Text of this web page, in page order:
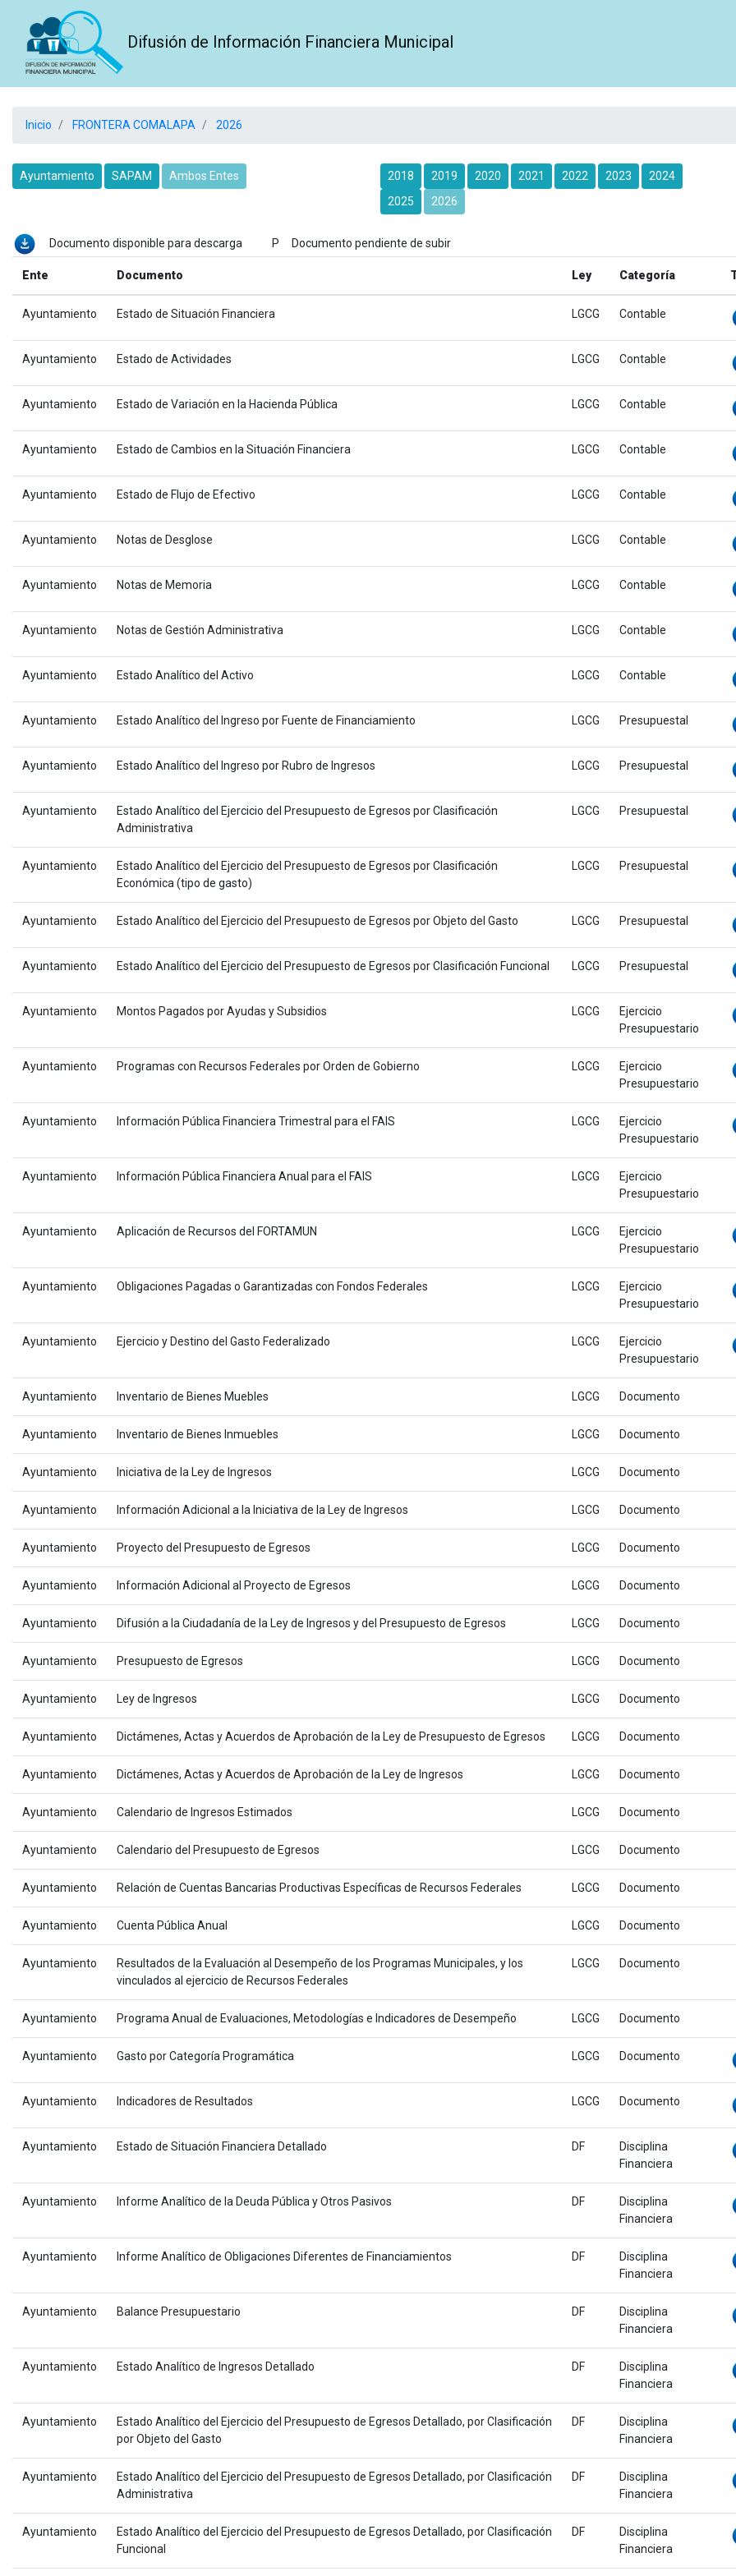
Difusión de Información Financiera Municipal
Inicio FRONTERA COMALAPA 2026
Ayuntamiento SAPAM Ambos Entes 2018 2019 2020 2021 2022 2023
2024
2025
2026
Documento disponible para descarga P Documento pendiente de subir
Ente Documento Ley Categoría
Ayuntamiento Estado de Situación Financiera LGCG Contable
Ayuntamiento Estado de Actividades LGCG Contable
Ayuntamiento Estado de Variación en la Hacienda Pública LGCG Contable
Ayuntamiento Estado de Cambios en la Situación Financiera LGCG Contable
Ayuntamiento Estado de Flujo de Efectivo LGCG Contable
Ayuntamiento Notas de Desglose LGCG Contable
Ayuntamiento Notas de Memoria LGCG Contable
Ayuntamiento Notas de Gestión Administrativa LGCG Contable
Ayuntamiento Estado Analítico del Activo LGCG Contable
Ayuntamiento Estado Analítico del Ingreso por Fuente de Financiamiento LGCG Presupuestal
Ayuntamiento Estado Analítico del Ingreso por Rubro de Ingresos LGCG Presupuestal
Ayuntamiento
Estado Analítico del Ejercicio del Presupuesto de Egresos por Clasificación
Administrativa
LGCG Presupuestal
Ayuntamiento
Estado Analítico del Ejercicio del Presupuesto de Egresos por Clasificación
Económica (tipo de gasto)
LGCG Presupuestal
Ayuntamiento Estado Analítico del Ejercicio del Presupuesto de Egresos por Objeto del Gasto LGCG Presupuestal
Ayuntamiento Estado Analítico del Ejercicio del Presupuesto de Egresos por Clasificación Funcional LGCG Presupuestal
Ayuntamiento Montos Pagados por Ayudas y Subsidios LGCG
Ejercicio
Presupuestario
Ayuntamiento Programas con Recursos Federales por Orden de Gobierno LGCG
Ejercicio
Presupuestario
Ayuntamiento Información Pública Financiera Trimestral para el FAIS LGCG
Ejercicio
Presupuestario
Ayuntamiento Información Pública Financiera Anual para el FAIS LGCG
Ejercicio
Presupuestario
Ayuntamiento Aplicación de Recursos del FORTAMUN LGCG
Ejercicio
Presupuestario
Ayuntamiento Obligaciones Pagadas o Garantizadas con Fondos Federales LGCG
Ejercicio
Presupuestario
Ayuntamiento Ejercicio y Destino del Gasto Federalizado LGCG
Ejercicio
Presupuestario
Ayuntamiento Inventario de Bienes Muebles LGCG Documento
Ayuntamiento Inventario de Bienes Inmuebles LGCG Documento
Ayuntamiento Iniciativa de la Ley de Ingresos LGCG Documento
Ayuntamiento Información Adicional a la Iniciativa de la Ley de Ingresos LGCG Documento
Ayuntamiento Proyecto del Presupuesto de Egresos LGCG Documento
Ayuntamiento Información Adicional al Proyecto de Egresos LGCG Documento
Ayuntamiento Difusión a la Ciudadanía de la Ley de Ingresos y del Presupuesto de Egresos LGCG Documento
Ayuntamiento Presupuesto de Egresos LGCG Documento
Ayuntamiento Ley de Ingresos LGCG Documento
Ayuntamiento Dictámenes, Actas y Acuerdos de Aprobación de la Ley de Presupuesto de Egresos LGCG Documento
Ayuntamiento Dictámenes, Actas y Acuerdos de Aprobación de la Ley de Ingresos LGCG Documento
Ayuntamiento Calendario de Ingresos Estimados LGCG Documento
Ayuntamiento Calendario del Presupuesto de Egresos LGCG Documento
Ayuntamiento Relación de Cuentas Bancarias Productivas Específicas de Recursos Federales LGCG Documento
Ayuntamiento Cuenta Pública Anual LGCG Documento
Ayuntamiento
Resultados de la Evaluación al Desempeño de los Programas Municipales, y los
vinculados al ejercicio de Recursos Federales
LGCG Documento
Ayuntamiento Programa Anual de Evaluaciones, Metodologías e Indicadores de Desempeño LGCG Documento
Ayuntamiento Gasto por Categoría Programática LGCG Documento
Ayuntamiento Indicadores de Resultados LGCG Documento
Ayuntamiento Estado de Situación Financiera Detallado DF
Disciplina
Financiera
Ayuntamiento Informe Analítico de la Deuda Pública y Otros Pasivos DF
Disciplina
Financiera
Ayuntamiento Informe Analítico de Obligaciones Diferentes de Financiamientos DF
Disciplina
Financiera
Ayuntamiento Balance Presupuestario DF
Disciplina
Financiera
Ayuntamiento Estado Analítico de Ingresos Detallado DF
Disciplina
Financiera
Ayuntamiento
Estado Analítico del Ejercicio del Presupuesto de Egresos Detallado, por Clasificación
por Objeto del Gasto
DF
Disciplina
Financiera
Ayuntamiento
Estado Analítico del Ejercicio del Presupuesto de Egresos Detallado, por Clasificación
Administrativa
DF
Disciplina
Financiera
Ayuntamiento
Estado Analítico del Ejercicio del Presupuesto de Egresos Detallado, por Clasificación
Funcional
DF
Disciplina
Financiera